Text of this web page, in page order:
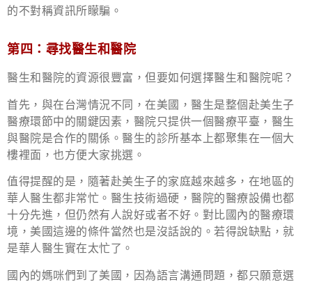
的不對稱資訊所矇騙。
第四：尋找醫生和醫院
醫生和醫院的資源很豐富，但要如何選擇醫生和醫院呢？
首先，與在台灣情況不同，在美國，醫生是整個赴美生子
醫療環節中的關鍵因素，醫院只提供一個醫療平臺，醫生
與醫院是合作的關係。醫生的診所基本上都聚集在一個大
樓裡面，也方便大家挑選。
值得提醒的是，隨著赴美生子的家庭越來越多，在地區的
華人醫生都非常忙。醫生技術過硬，醫院的醫療設備也都
十分先進，但仍然有人說好或者不好。對比國內的醫療環
境，美國這邊的條件當然也是沒話說的。若得說缺點，就
是華人醫生實在太忙了。
國內的媽咪們到了美國，因為語言溝通問題，都只願意選